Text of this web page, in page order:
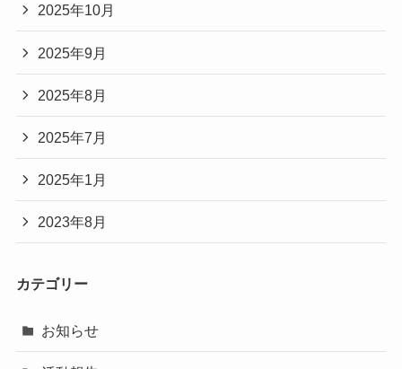
2025年10月
2025年9月
2025年8月
2025年7月
2025年1月
2023年8月
カテゴリー
お知らせ